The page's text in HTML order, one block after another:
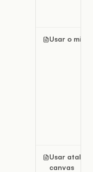
Usar o
Usar
canvas